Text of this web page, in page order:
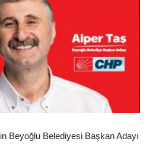
Beyoğlu Belediyesi Başkan Adayı